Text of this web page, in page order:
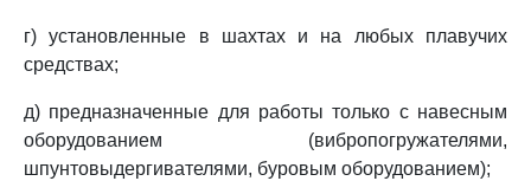
г) установленные в шахтах и на любых плавучих
средствах;
д) предназначенные для работы только с навесным
оборудованием (вибропогружателями,
шпунтовыдергивателями, буровым оборудованием);